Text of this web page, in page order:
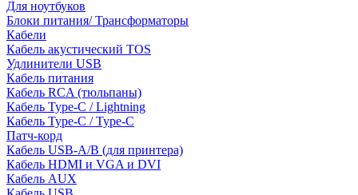
Для ноутбуков
Блоки питания/ Трансформаторы
Кабели
Кабель акустический TOS
Удлинители USB
Кабель питания
Кабель RCA (тюльпаны)
Кабель Type-C / Lightning
Кабель Type-C / Type-C
Патч-корд
Кабель USB-A/B (для принтера)
Кабель HDMI и VGA и DVI
Кабель AUX